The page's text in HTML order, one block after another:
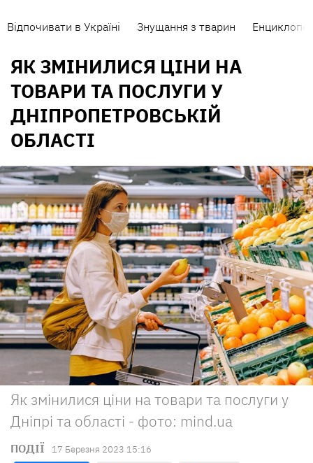
Відпочивати в Україні Знущання з тварин
ЯК ЗМІНИЛИСЯ ЦІНИ НА
ТОВАРИ ТА ПОСЛУГИ У
ДНІПРОПЕТРОВСЬКІЙ
ОБЛАСТІ
Як змінилися ціни на товари та послуги у
Дніпрі та області - фото: mind.ua
ПОДІЇ 17 Березня 2023 15:16